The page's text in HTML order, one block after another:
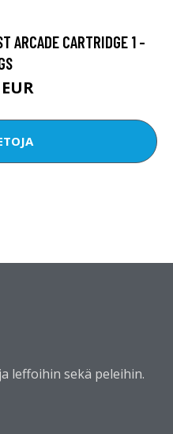
ARCADE CARTRIDGE 1 -
leffoihin sekä peleihin.